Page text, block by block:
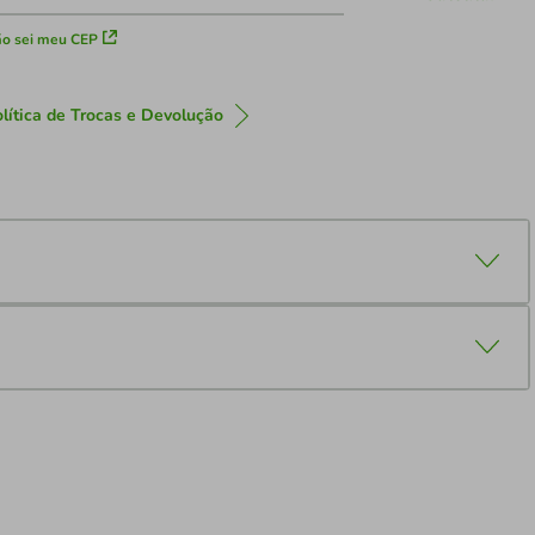
sei meu CEP
de Trocas e Devolução